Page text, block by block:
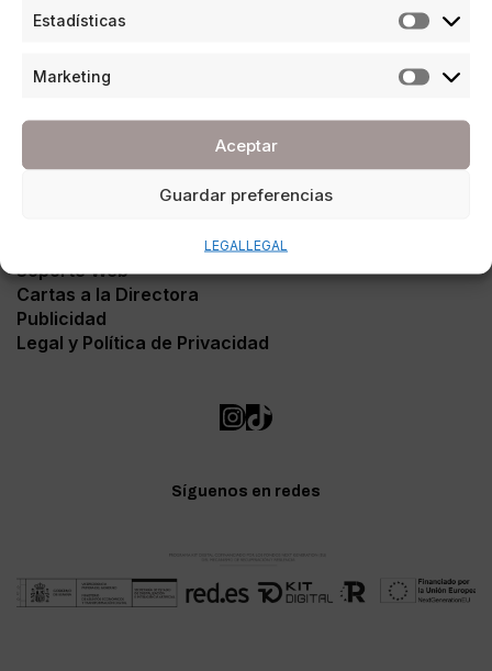
Estadísticas
Marketing
Aceptar
Guardar preferencias
LEGAL LEGAL
Málaga
17/04/2018
5 MINUTOS DE LECTURA
Soporte Web
Cartas a la Directora
Publicidad
Legal y Política de Privacidad
Síguenos en redes